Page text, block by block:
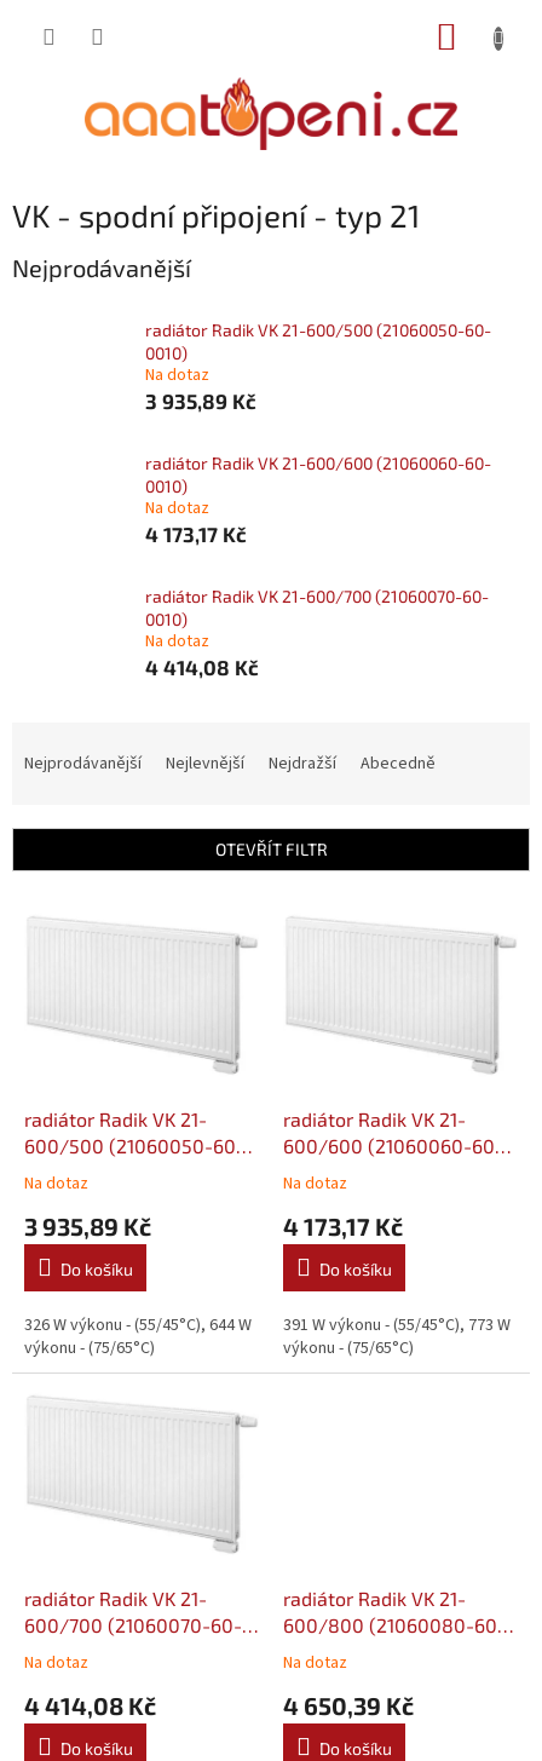
VK - spodní připojení - typ 21
Nejprodávanější
radiátor Radik VK 21-600/500 (21060050-60-
0010)
Na dotaz
3 935,89 Kč
radiátor Radik VK 21-600/600 (21060060-60-
0010)
Na dotaz
4 173,17 Kč
radiátor Radik VK 21-600/700 (21060070-60-
0010)
Na dotaz
4 414,08 Kč
í
Nejprodávanější Nejlevnější Nejdražší Abecedně
OTEVŘÍT FILTR
radiátor Radik VK 21-
600/500 (21060050-60-
0010)
Na dotaz
3 935,89 Kč
Do košíku
326 W výkonu - (55/45°C), 644 W
výkonu - (75/65°C)
radiátor Radik VK 21-
600/600 (21060060-60-
0010)
Na dotaz
4 173,17 Kč
Do košíku
391 W výkonu - (55/45°C), 773 W
výkonu - (75/65°C)
radiátor Radik VK 21-
600/700 (21060070-60-
0010)
Na dotaz
4 414,08 Kč
Do košíku
radiátor Radik VK 21-
600/800 (21060080-60-
0010)
Na dotaz
4 650,39 Kč
Do košíku